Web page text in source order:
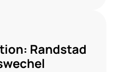
Randstad